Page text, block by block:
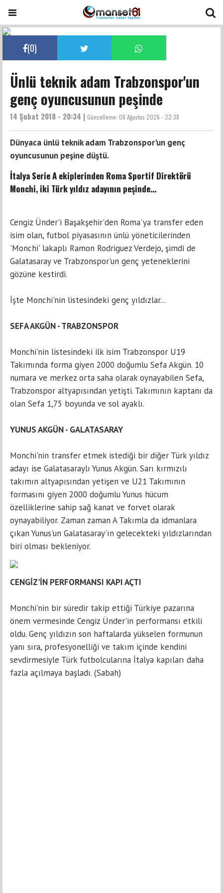
(0)
Ünlü teknik adam Trabzonspor'un
genç oyuncusunun peşinde
14 Şubat 2018 - 20:34 | Güncelleme: 08 Ağustos 2026 - 22:38
Dünyaca ünlü teknik adam Trabzonspor'un genç
oyuncusunun peşine düştü.
İtalya Serie A ekiplerinden Roma Sportif Direktörü
Monchi, iki Türk yıldız adayının peşinde...
Cengiz Ünder'i Başakşehir'den Roma'ya transfer eden
isim olan, futbol piyasasının ünlü yöneticilerinden
'Monchi' lakaplı Ramon Rodriguez Verdejo, şimdi de
Galatasaray ve Trabzonspor'un genç yeteneklerini
gözüne kestirdi.
İşte Monchi'nin listesindeki genç yıldızlar...
SEFA AKGÜN - TRABZONSPOR
Monchi'nin listesindeki ilk isim Trabzonspor U19
Takımında forma giyen 2000 doğumlu Sefa Akgün. 10
numara ve merkez orta saha olarak oynayabilen Sefa,
Trabzonspor altyapısından yetişti. Takımının kaptanı da
olan Sefa 1,75 boyunda ve sol ayaklı.
YUNUS AKGÜN - GALATASARAY
Monchi'nin transfer etmek istediği bir diğer Türk yıldız
adayı ise Galatasaraylı Yunus Akgün. Sarı kırmızılı
takımın altyapısından yetişen ve U21 Takımının
formasını giyen 2000 doğumlu Yunus hücum
özelliklerine sahip sağ kanat ve forvet olarak
oynayabiliyor. Zaman zaman A Takımla da idmanlara
çıkan Yunus'un Galatasaray'ın gelecekteki yıldızlarından
biri olması bekleniyor.
CENGİZ'İN PERFORMANSI KAPI AÇTI
Monchi'nin bir süredir takip ettiği Türkiye pazarına
önem vermesinde Cengiz Ünder'in performansı etkili
oldu. Genç yıldızın son haftalarda yükselen formunun
yanı sıra, profesyonelliği ve takım içinde kendini
sevdirmesiyle Türk futbolcularına İtalya kapıları daha
fazla açılmaya başladı. (Sabah)